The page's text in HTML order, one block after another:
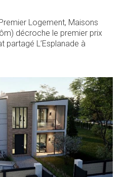
Logement, Maisons
décroche le premier prix
partagé L’Esplanade à